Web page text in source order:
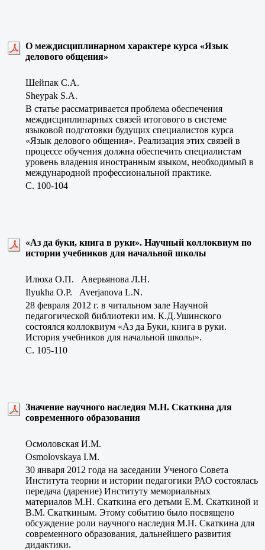
О междисциплинарном характере курса «Язык
делового общения»
Шейпак С.А.
Sheypak S.A.
В статье рассматривается проблема обеспечения
междисциплинарных связей итогового в системе
языковой подготовки будущих специалистов курса
«Язык делового общения». Реализация этих связей в
процессе обучения должна обеспечить специалистам
уровень владения иностранным языком, необходимый в
международной профессиональной практике.
C. 100-104
«Аз да буки, книга в руки». Научный коллоквиум по
истории учебников для начальной школы
Илюха О.П. Аверьянова Л.Н.
Ilyukha O.P. Averjanova L.N.
28 февраля 2012 г. в читальном зале Научной
педагогической библиотеки им. К.Д.Ушинского
состоялся коллоквиум «Аз да Буки, книга в руки.
История учебников для начальной школы».
C. 105-110
Значение научного наследия М.Н. Скаткина для
современного образования
Осмоловская И.М.
Osmolovskaya I.M.
30 января 2012 года на заседании Ученого Совета
Института теории и истории педагогики РАО состоялась
передача (дарение) Институту мемориальных
материалов М.Н. Скаткина его детьми Е.М. Скаткиной и
В.М. Скаткиным. Этому событию было посвящено
обсуждение роли научного наследия М.Н. Скаткина для
современного образования, дальнейшего развития
дидактики.